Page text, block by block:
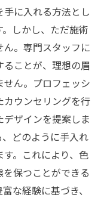
に入れる方法とし
しかし、ただ施術
。専門スタッフに
ことが、理想の眉
ん。プロフェッシ
カウンセリングを行
ザインを提案しま
どのように手入れ
。これにより、色
保つことができる
な経験に基づき、